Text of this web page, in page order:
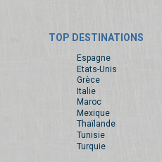
TOP DESTINATIONS
Espagne
Etats-Unis
Grèce
Italie
Maroc
Mexique
Thaïlande
Tunisie
Turquie